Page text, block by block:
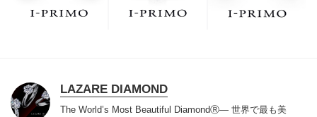
LAZARE DIAMOND
The World’s Most Beautiful DiamondⓇ― 世界で最も美